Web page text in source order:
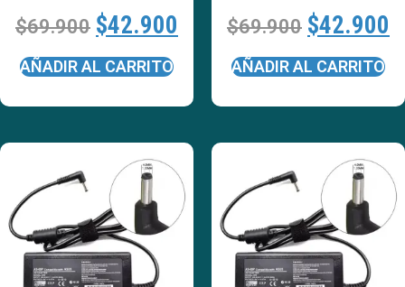
$69.900 $42.900
AÑADIR AL CARRITO
$69.900 $42.900
AÑADIR AL CARRITO